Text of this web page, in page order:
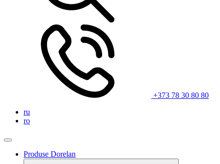
+373 78 30 80 80
ru
ro
Produse Dorelan